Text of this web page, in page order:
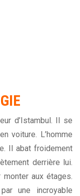
d’Istambul. Il se
voiture. L’homme
Il abat froidement
derrière lui.
monter aux étages.
une incroyable